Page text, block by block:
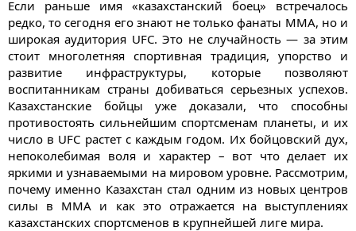
Если раньше имя «казахстанский боец» встречалось
редко, то сегодня его знают не только фанаты ММА, но и
широкая аудитория UFC. Это не случайность — за этим
стоит многолетняя спортивная традиция, упорство и
развитие инфраструктуры, которые позволяют
воспитанникам страны добиваться серьезных успехов.
Казахстанские бойцы уже доказали, что способны
противостоять сильнейшим спортсменам планеты, и их
число в UFC растет с каждым годом. Их бойцовский дух,
непоколебимая воля и характер – вот что делает их
яркими и узнаваемыми на мировом уровне. Рассмотрим,
почему именно Казахстан стал одним из новых центров
силы в ММА и как это отражается на выступлениях
казахстанских спортсменов в крупнейшей лиге мира.